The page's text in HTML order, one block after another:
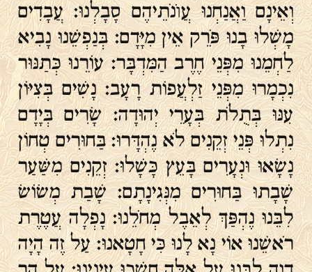
וְאֵינָם וַאֲנַחְנוּ עֲוֺנֹתֵיהֶם סָבָלְנוּ׃ עֲבָדִים
מָשְׁלוּ בָנוּ פֹּרֵק אֵין מִיָּדָם׃ בְּנַפְשֵׁנוּ נָבִיא
לַחְמֵנוּ מִפְּנֵי חֶרֶב הַמִּדְבָּר׃ עוֹרֵנוּ כְּתַנּוּר
נִכְמָרוּ מִפְּנֵי זַלְעֲפוֹת רָעָב׃ נָשִׁים בְּצִיּוֹן
עִנּוּ בְּתֻלֹת בְּעָרֵי יְהוּדָה׃ שָׂרִים בְּיָדָם
נִתְלוּ פְּנֵי זְקֵנִים לֹא נֶהְדָּרוּ׃ בַּחוּרִים טְחוֹן
נָשָׂאוּ וּנְעָרִים בָּעֵץ כָּשָׁלוּ׃ זְקֵנִים מִשַּׁעַר
שָׁבָתוּ בַּחוּרִים מִנְּגִינָתָם׃ שָׁבַת מְשׂוֹשׂ
לִבֵּנוּ נֶהְפַּךְ לְאֵבֶל מְחֹלֵנוּ׃ נָפְלָה עֲטֶרֶת
רֹאשֵׁנוּ אוֹי נָא לָנוּ כִּי חָטָאנוּ׃ עַל זֶה הָיָה